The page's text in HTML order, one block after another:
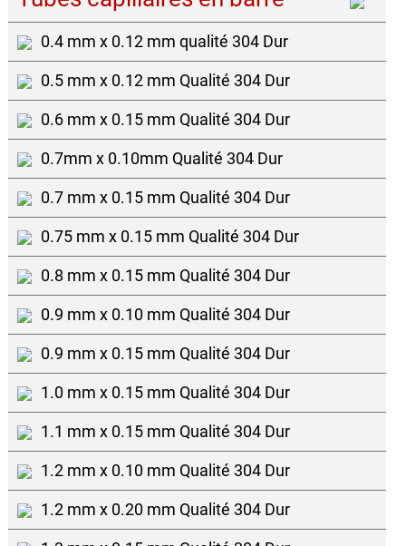
0.4 mm x 0.12 mm qualité 304 Dur
0.5 mm x 0.12 mm Qualité 304 Dur
0.6 mm x 0.15 mm Qualité 304 Dur
0.7mm x 0.10mm Qualité 304 Dur
0.7 mm x 0.15 mm Qualité 304 Dur
0.75 mm x 0.15 mm Qualité 304 Dur
0.8 mm x 0.15 mm Qualité 304 Dur
0.9 mm x 0.10 mm Qualité 304 Dur
0.9 mm x 0.15 mm Qualité 304 Dur
1.0 mm x 0.15 mm Qualité 304 Dur
1.1 mm x 0.15 mm Qualité 304 Dur
1.2 mm x 0.10 mm Qualité 304 Dur
1.2 mm x 0.20 mm Qualité 304 Dur